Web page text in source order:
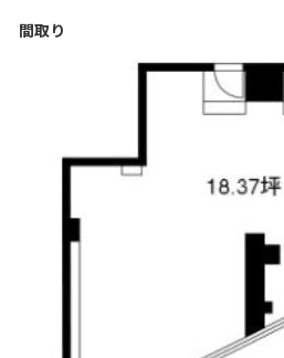
間取り